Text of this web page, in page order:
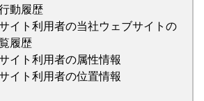
動履歴
サイト利用者の当社ウェブサイトの
履歴
サイト利用者の属性情報
サイト利用者の位置情報